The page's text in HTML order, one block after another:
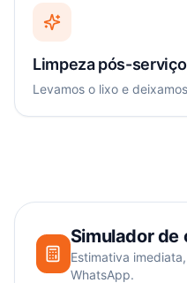
Limpeza pós-serviço
Levamos o lixo e
Simulador de
Estimativa
WhatsApp.